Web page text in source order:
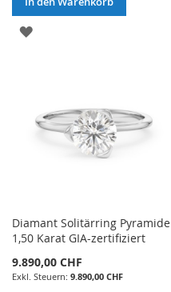
ZUR
Diamant Solitärring Pyramide
1,50 Karat GIA-zertifiziert
9.890,00 CHF
9.890,00 CHF